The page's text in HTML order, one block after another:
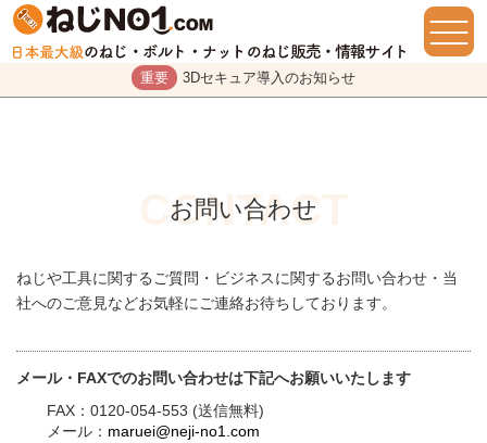
重要 3Dセキュア導入のお知らせ
お問い合わせ
ねじや工具に関するご質問・ビジネスに関するお問い合わせ・当
社へのご意見などお気軽にご連絡お待ちしております。
メール・FAXでのお問い合わせは下記へお願いいたします
FAX：0120-054-553 (送信無料)
メール： maruei@neji-no1.com